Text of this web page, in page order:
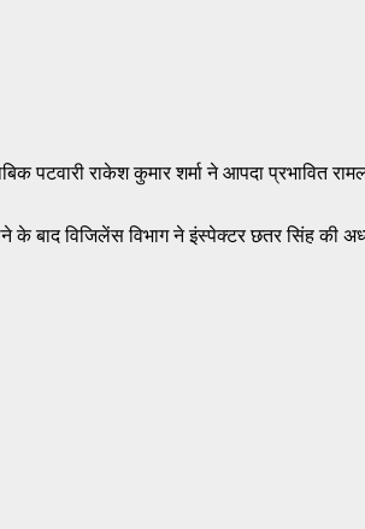
पटवारी राकेश कुमार शर्मा ने आपदा प्रभावित
बाद विजिलेंस विभाग ने इंस्पेक्टर छतर सिंह की